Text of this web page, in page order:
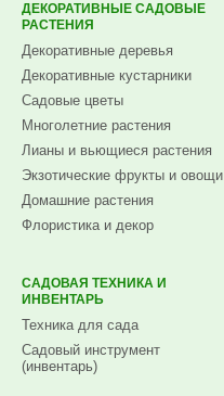
ДЕКОРАТИВНЫЕ САДОВЫЕ
РАСТЕНИЯ
Декоративные деревья
Декоративные кустарники
Садовые цветы
Многолетние растения
Лианы и вьющиеся растения
Экзотические фрукты и овощи
Домашние растения
Флористика и декор
САДОВАЯ ТЕХНИКА И
ИНВЕНТАРЬ
Техника для сада
Садовый инструмент
(инвентарь)